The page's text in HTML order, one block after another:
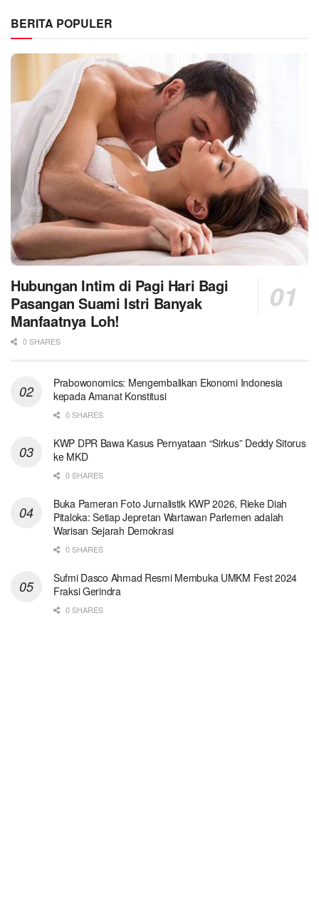
BERITA POPULER
Hubungan Intim di Pagi Hari Bagi
Pasangan Suami Istri Banyak
Manfaatnya Loh!
0 SHARES
Prabowonomics: Mengembalikan Ekonomi Indonesia
kepada Amanat Konstitusi
0 SHARES
KWP DPR Bawa Kasus Pernyataan “Sirkus” Deddy Sitorus
ke MKD
0 SHARES
Buka Pameran Foto Jurnalistik KWP 2026, Rieke Diah
Pitaloka: Setiap Jepretan Wartawan Parlemen adalah
Warisan Sejarah Demokrasi
0 SHARES
Sufmi Dasco Ahmad Resmi Membuka UMKM Fest 2024
Fraksi Gerindra
0 SHARES